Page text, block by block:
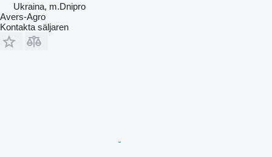
Ukraina, m.Dnipro
Avers-Agro
Kontakta säljaren